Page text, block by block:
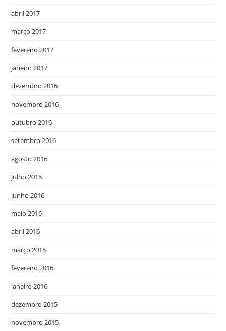
abril 2017
março 2017
fevereiro 2017
janeiro 2017
dezembro 2016
novembro 2016
outubro 2016
setembro 2016
agosto 2016
julho 2016
junho 2016
maio 2016
abril 2016
março 2016
fevereiro 2016
janeiro 2016
dezembro 2015
novembro 2015